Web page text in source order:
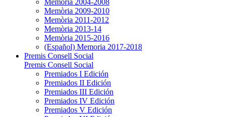
Memòria 2004-2008
Memòria 2009-2010
Memòria 2011-2012
Memòria 2013-14
Memòria 2015-2016
(Español) Memoria 2017-2018
Premis Consell Social
Premis Consell Social
Premiados I Edición
Premiados II Edición
Premiados III Edición
Premiados IV Edición
Premiados V Edición